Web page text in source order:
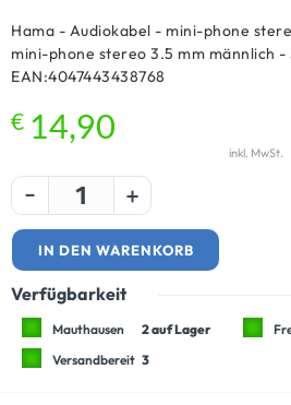
Hama - Audiokabel - mini-phone
mini-phone stereo 3.5 mm männlich -
EAN:4047443438768
€ 14,90
inkl. MwSt.
- +
IN DEN WARENKORB
Verfügbarkeit
Mauthausen 2 auf Lager
Versandbereit 3